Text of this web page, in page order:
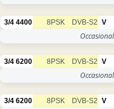
V
DVB-S2
8PSK
4400
3/4
V
DVB-S2
8PSK
6200
3/4
V
DVB-S2
8PSK
6200
3/4